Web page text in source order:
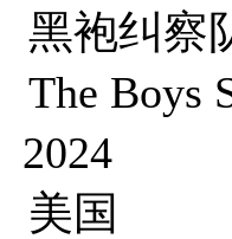
纠察队
Boys
国